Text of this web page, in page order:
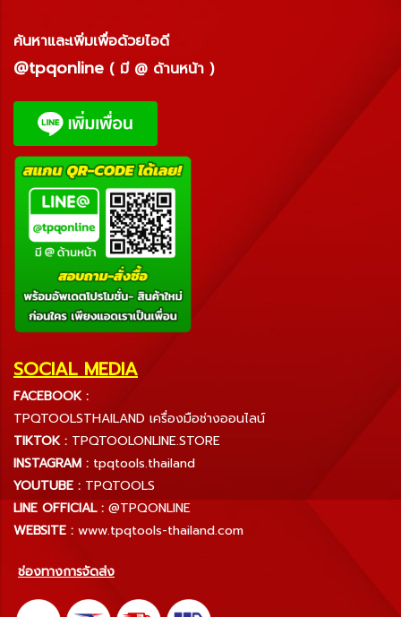
ค้นหาและเพิ่มเพื่อด้วยไอดี
@tpqonline ( มี @ ด้านหน้า )
SOCIAL MEDIA
FACEBOOK :
TPQTOOLSTHAILAND เครื่องมือช่างออนไลน์
TIKTOK : TPQTOOLONLINE.STORE
INSTAGRAM : tpqtools.thailand
YOUTUBE : TPQTOOLS
LINE OFFICIAL : @TPQONLINE
WEBSITE : www.tpqtools-thailand.com
ช่องทางการจัดส่ง